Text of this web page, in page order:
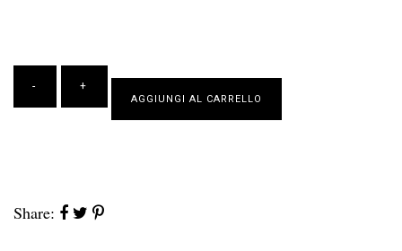
AGGIUNGI AL CARRELLO
Share: